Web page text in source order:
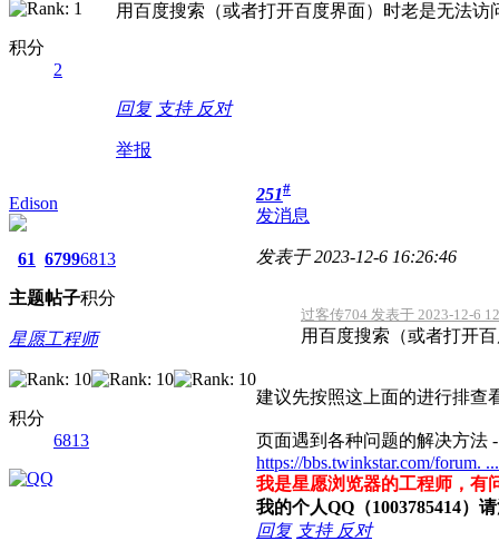
积分
2
用百度搜索（或者打开百度界面）时老是无法访
回复 支持 反对
举报
Edison
61
主题
6799
帖子
6813
积分
星愿工程师
积分
6813
251#
发消息
发表于 2023-12-6 16:26:46
过客传704 发表于 2023-12-6
用百度搜索（或者打开
建议先按照这上面的进行排查
页面遇到各种问题的解决方法
https://bbs.twinkstar.com/forum.
我是星愿浏览器的工程师，有
我的个人QQ（1003785414）
回复 支持 反对